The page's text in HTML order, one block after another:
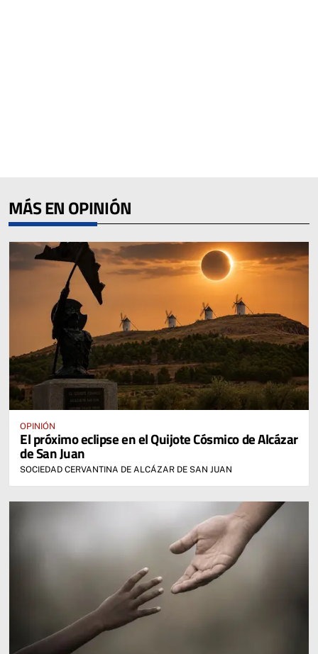
MÁS EN OPINIÓN
OPINIÓN
El próximo eclipse en el Quijote Cósmico de Alcázar
de San Juan
SOCIEDAD CERVANTINA DE ALCÁZAR DE SAN JUAN